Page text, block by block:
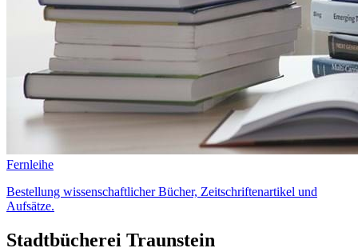
Fernleihe
Bestellung wissenschaftlicher Bücher, Zeitschriftenartikel und
Aufsätze.
Stadtbücherei Traunstein